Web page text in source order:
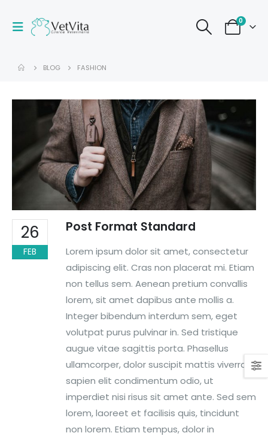
0
BLOG FASHION
26
FEB
Post Format Standard
Lorem ipsum dolor sit amet, consectetur
adipiscing elit. Cras non placerat mi. Etiam
non tellus sem. Aenean pretium convallis
lorem, sit amet dapibus ante mollis a.
Integer bibendum interdum sem, eget
volutpat purus pulvinar in. Sed tristique
augue vitae sagittis porta. Phasellus
ullamcorper, dolor suscipit mattis viverra,
sapien elit condimentum odio, ut
imperdiet nisi risus sit amet ante. Sed sem
lorem, laoreet et facilisis quis, tincidunt
non lorem. Etiam tempus, dolor in